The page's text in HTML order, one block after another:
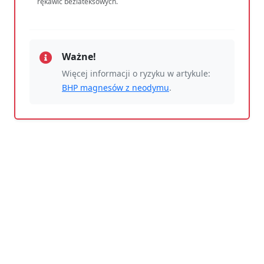
Ważne!
Więcej informacji o ryzyku w artykule:
BHP magnesów z neodymu.